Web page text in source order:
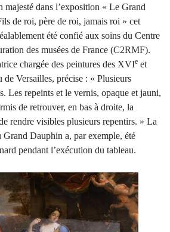
majesté dans l’exposition « Le Grand
de roi, père de roi, jamais roi » cet
été confié aux soins du Centre
des musées de France (C2RMF).
chargée des peintures des XVIe et
de Versailles, précise : « Plusieurs
Les repeints et le vernis, opaque et jauni,
de retrouver, en bas à droite, la
rendre visibles plusieurs repentirs. » La
Dauphin a, par exemple, été
pendant l’exécution du tableau.